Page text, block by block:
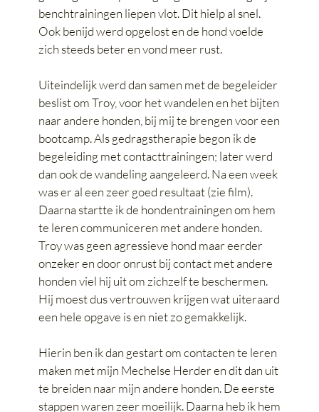
benchtrainingen liepen vlot. Dit hielp al snel.
Ook benijd werd opgelost en de hond voelde
zich steeds beter en vond meer rust.
Uiteindelijk werd dan samen met de begeleider
beslist om Troy, voor het wandelen en het bijten
naar andere honden, bij mij te brengen voor een
bootcamp. Als gedragstherapie begon ik de
begeleiding met contacttrainingen; later werd
dan ook de wandeling aangeleerd. Na een week
was er al een zeer goed resultaat (zie film).
Daarna startte ik de hondentrainingen om hem
te leren communiceren met andere honden.
Troy was geen agressieve hond maar eerder
onzeker en door onrust bij contact met andere
honden viel hij uit om zichzelf te beschermen.
Hij moest dus vertrouwen krijgen wat uiteraard
een hele opgave is en niet zo gemakkelijk.
Hierin ben ik dan gestart om contacten te leren
maken met mijn Mechelse Herder en dit dan uit
te breiden naar mijn andere honden. De eerste
stappen waren zeer moeilijk. Daarna heb ik hem